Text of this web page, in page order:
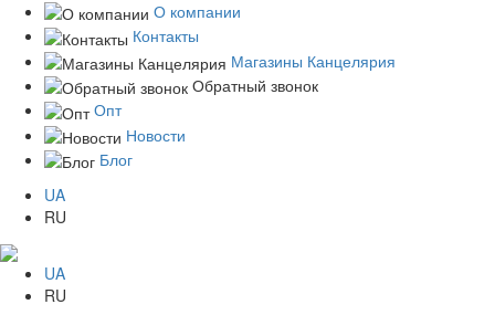
О компании
Контакты
Магазины Канцелярия
Обратный звонок
Опт
Новости
Блог
UA
RU
UA
RU